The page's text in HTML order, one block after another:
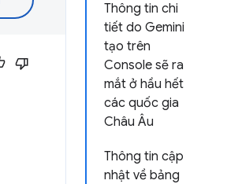
Thông tin chi
tiết do Gemini
tạo trên
Console sẽ ra
mắt ở hầu hết
các quốc gia
Châu Âu
Thông tin cập
nhật về bảng